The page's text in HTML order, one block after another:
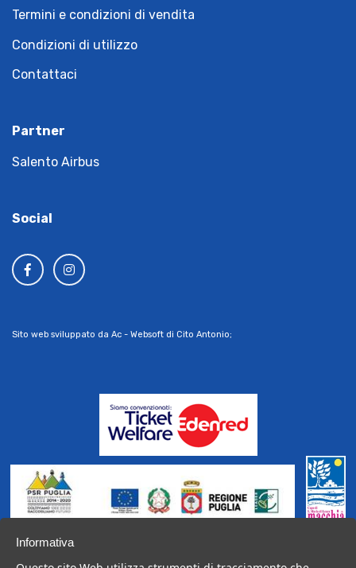
Termini e condizioni di vendita
Condizioni di utilizzo
Contattaci
Partner
Salento Airbus
Social
Sito web sviluppato da Ac - Websoft di Cito Antonio;
Operazione Cofinanziata dal P.S.R. Puglia 2014-2020,
Informativa